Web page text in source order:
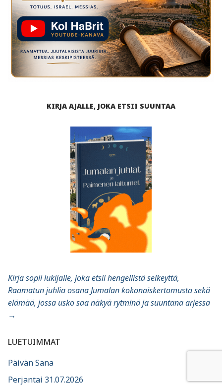
KIRJA AJALLE, JOKA ETSII SUUNTAA
Kirja sopii lukijalle, joka etsii hengellistä selkeyttä,
Raamatun juhlia osana Jumalan kokonaiskertomusta sekä
elämää, jossa usko saa näkyä rytminä ja suuntana arjessa
→
LUETUIMMAT
Päivän Sana
Perjantai 31.07.2026